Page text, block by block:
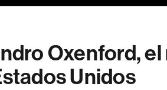
Oxenford,
Unidos